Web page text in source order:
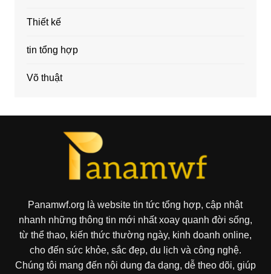
Thiết kế
tin tổng hợp
Võ thuật
Panamwf.org là website tin tức tổng hợp, cập nhật
nhanh những thông tin mới nhất xoay quanh đời sống,
từ thể thao, kiến thức thường ngày, kinh doanh online,
cho đến sức khỏe, sắc đẹp, du lịch và công nghệ.
Chúng tôi mang đến nội dung đa dạng, dễ theo dõi, giúp